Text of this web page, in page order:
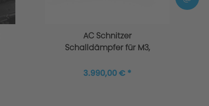
AC Schnitzer
Schalldämpfer für M3,
Limousine
3.990,00 € *